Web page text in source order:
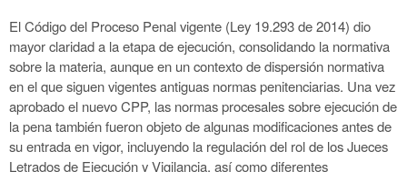
El Código del Proceso Penal vigente (Ley 19.293 de 2014) dio
mayor claridad a la etapa de ejecución, consolidando la normativa
sobre la materia, aunque en un contexto de dispersión normativa
en el que siguen vigentes antiguas normas penitenciarias. Una vez
aprobado el nuevo CPP, las normas procesales sobre ejecución de
la pena también fueron objeto de algunas modificaciones antes de
su entrada en vigor, incluyendo la regulación del rol de los Jueces
Letrados de Ejecución y Vigilancia, así como diferentes